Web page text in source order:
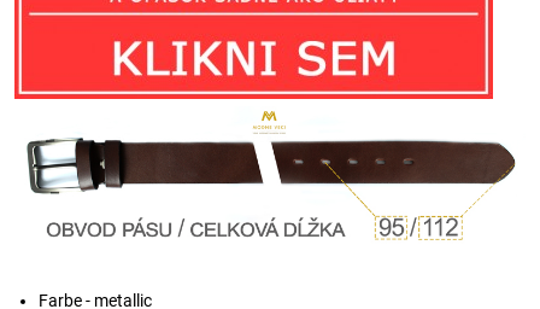
Farbe - metallic